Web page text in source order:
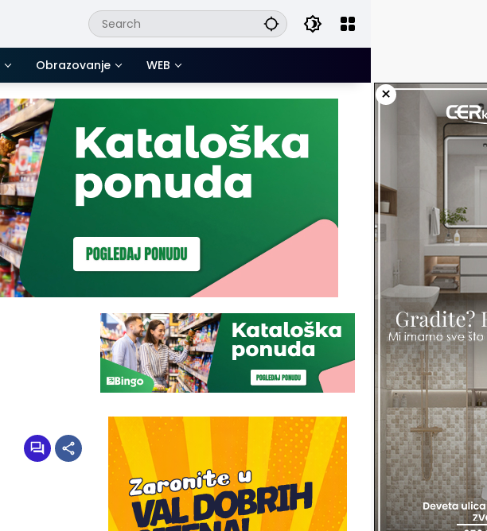
Obrazovanje WEB
×